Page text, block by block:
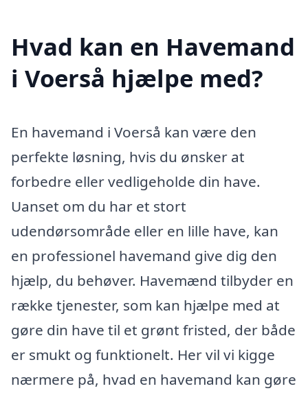
Hvad kan en Havemand
i Voerså hjælpe med?
En havemand i Voerså kan være den
perfekte løsning, hvis du ønsker at
forbedre eller vedligeholde din have.
Uanset om du har et stort
udendørsområde eller en lille have, kan
en professionel havemand give dig den
hjælp, du behøver. Havemænd tilbyder en
række tjenester, som kan hjælpe med at
gøre din have til et grønt fristed, der både
er smukt og funktionelt. Her vil vi kigge
nærmere på, hvad en havemand kan gøre